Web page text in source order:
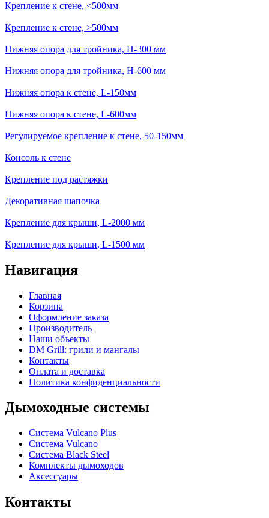
Крепление к стене, <500мм
Крепление к стене, >500мм
Нижняя опора для тройника, H-300 мм
Нижняя опора для тройника, H-600 мм
Нижняя опора к стене, L-150мм
Нижняя опора к стене, L-600мм
Регулируемое крепление к стене, 50-150мм
Консоль к стене
Крепление под растяжки
Декоративная шапочка
Крепление для крыши, L-2000 мм
Крепление для крыши, L-1500 мм
Навигация
Главная
Корзина
Оформление заказа
Производитель
Наши объекты
DM Grill: грили и мангалы
Контакты
Оплата и доставка
Политика конфиденциальности
Дымоходные системы
Система Vulcano Plus
Система Vulcano
Система Black Steel
Комплекты дымоходов
Аксессуары
Контакты